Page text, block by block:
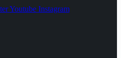
Youtube Instagram